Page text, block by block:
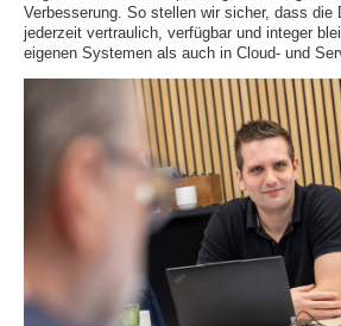
Verbesserung. So stellen wir sicher, dass die
jederzeit vertraulich, verfügbar und integer
eigenen Systemen als auch in Cloud- und